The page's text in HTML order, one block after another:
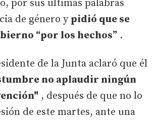
por sus últimas palabras
de género y pidió que se
“por los hechos” .
de la Junta aclaró que él
no aplaudir ningún
, después de que no lo
de este martes, ante una